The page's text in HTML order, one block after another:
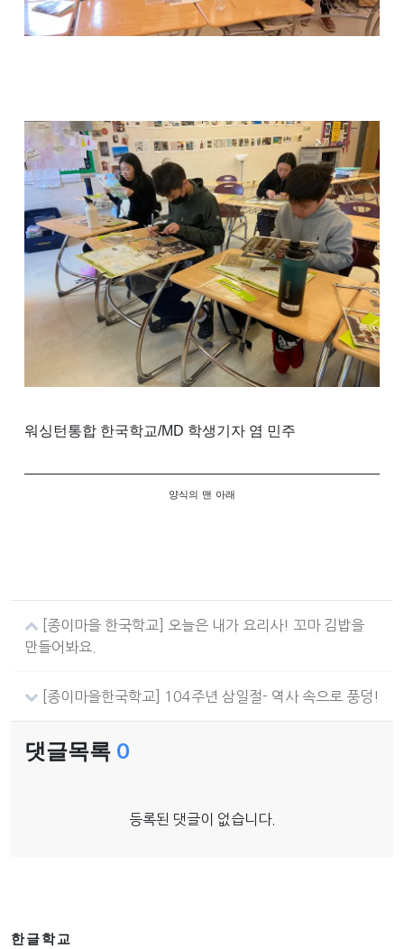
워싱턴 통합 한국학교/MD 학생기자 염 민주
양식의 맨 아래
[종이마을 한국학교] 오늘은 내가 요리사! 꼬마 김밥을
만들어봐요.
[종이마을한국학교] 104주년 삼일절- 역사 속으로 풍덩!
댓글목록 0
등록된 댓글이 없습니다.
한글학교